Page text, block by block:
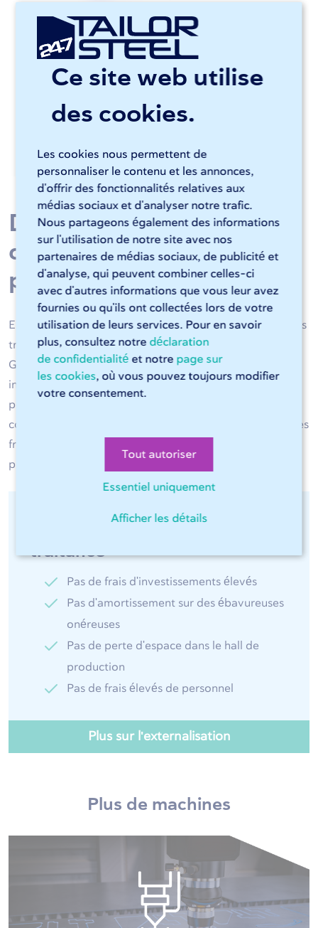
Ce site web utilise
des cookies.
Les cookies nous permettent de
personnaliser le contenu et les annonces,
d'offrir des fonctionnalités relatives aux
médias sociaux et d'analyser notre trafic.
Nous partageons également des informations
sur l'utilisation de notre site avec nos
partenaires de médias sociaux, de publicité et
d'analyse, qui peuvent combiner celles-ci
avec d'autres informations que vous leur avez
fournies ou qu'ils ont collectées lors de votre
utilisation de leurs services. Pour en savoir
plus, consultez notre déclaration
de confidentialité et notre page sur
les cookies, où vous pouvez toujours modifier
votre consentement.
Tout autoriser
Essentiel uniquement
Afficher les détails
Découpe laser et finition
des contours pour votre
production?
Entre vous et les presses plieuses de 247TailorSteel, vous
trouvez Sophia®, votre assistante personnelle en ligne.
Grâce à l'intelligence artificielle, elle peut sans aucune
intervention humaine faire travailler les lasers à lit plat
pour vous 24 heures sur 24 et 7 jours sur 7. Elle est
conviviale à utiliser et donne un aperçu permanent sur les
frais, elle est l'extension plug and play idéale de votre
processus de production.
Les avantages de la sous-
traitance
Pas de frais d'investissements élevés
Pas d'amortissement sur des ébavureuses
onéreuses
Pas de perte d'espace dans le hall de
production
Pas de frais élevés de personnel
Plus sur l'externalisation
Plus de machines